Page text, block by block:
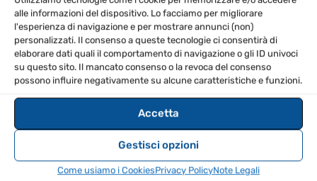
alle informazioni del dispositivo. Lo facciamo per migliorare
l'esperienza di navigazione e per mostrare annunci (non)
personalizzati. Il consenso a queste tecnologie ci consentirà di
elaborare dati quali il comportamento di navigazione o gli ID univoci
su questo sito. Il mancato consenso o la revoca del consenso
possono influire negativamente su alcune caratteristiche e funzioni.
Accetta
Gestisci opzioni
Come usiamo i CookiesPrivacy PolicyNote Legali
Utilizzare come altoparlante principale PA o monitor
da pavimento
Regolare l’EQ in base alle esigenze di voce, musica o
monitoraggio
Disattivare il LED frontale se non necessario
SPECIFICHE TECNICHE
Potenza dichiarata 1500 W